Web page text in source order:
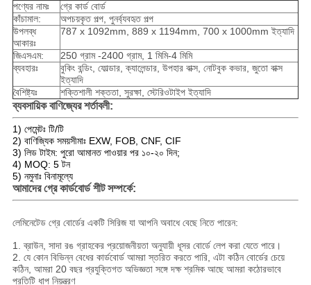
পণ্যের নামঃ
গ্রে কার্ড বোর্ড
কাঁচামাল:
অপচয়কৃত পল্প, পুনর্ব্যবহৃত পল্প
উপলব্ধ
আকারঃ
787 x 1092mm, 889 x 1194mm, 700 x 1000mm ইত্যাদি
জিএসএম:
250 গ্রাম -2400 গ্রাম, 1 মিমি-4 মিমি
ব্যবহারঃ
বুকিং বন্ডিং, ফোল্ডার, ক্যালেন্ডার, উপহার বাক্স, নোটবুক কভার, জুতো বাক্স
ইত্যাদি
বৈশিষ্ট্যঃ
শক্তিশালী শক্ততা, সুরক্ষা, স্টেরিওটাইপ ইত্যাদি
ব্যবসায়িক বাণিজ্যের শর্তাবলী:
1) পেমেন্টঃ টি/টি
2) বাণিজ্যিক সময়সীমাঃ EXW, FOB, CNF, CIF
3) লিড টাইম: পুরো আমানত পাওয়ার পর ১০-২০ দিন;
4) MOQ: 5 টন
5) নমুনাঃ বিনামূল্যে
আমাদের গ্রে কার্ডবোর্ড শীট সম্পর্কে:
লেমিনেটেড গ্রে বোর্ডের একটি সিরিজ যা আপনি অবাধে বেছে নিতে পারেন:
1. ব্রাউন, সাদা রঙ গ্রাহকের প্রয়োজনীয়তা অনুযায়ী ধূসর বোর্ডে লেপ করা যেতে পারে।
2. যে কোন বিভিন্ন বেধের কার্ডবোর্ড আমরা স্তরিত করতে পারি, এটা কঠিন বোর্ডের চেয়ে
কঠিন, আমরা 20 বছর প্রযুক্তিগত অভিজ্ঞতা সঙ্গে দক্ষ শ্রমিক আছে আমরা কঠোরভাবে
প্রতিটি ধাপ নিয়ন্ত্রণ